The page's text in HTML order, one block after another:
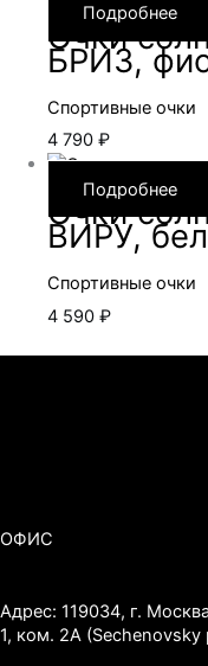
Подробнее
Очки
БРИЗ,
Спортивные очки
4 790 ₽
Подробнее
Очки
ВИРУ,
Спортивные очки
4 590 ₽
ОФИС
Адрес: 119034, г.
1, ком. 2А (Sechenovsky